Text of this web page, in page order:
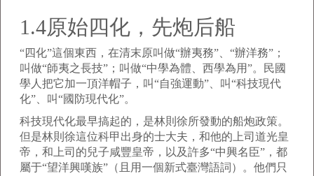
1.4原始四化，先炮后船
“四化”這個東西，在清末原叫做“辦夷務”、“辦洋務”；
叫做“師夷之長技”；叫做“中學為體、西學為用”。民國
學人把它加一頂洋帽子，叫“自強運動”、叫“科技現代
化”、叫“國防現代化”。
科技現代化最早搞起的，是林則徐所發動的船炮政策。
但是林則徐這位科甲出身的士大夫，和他的上司道光皇
帝，和上司的兒子咸豐皇帝，以及許多“中興名臣”，都
屬于“望洋興嘆族”（且用一個新式臺灣語詞）。他們只